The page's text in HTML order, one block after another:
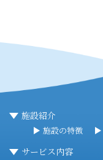
施設紹介
施設の特徴
サービス内容